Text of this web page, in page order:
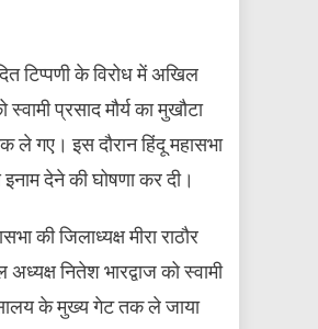
टिप्पणी के विरोध में अखिल
प्रसाद मौर्य का मुखौटा
गए। इस दौरान हिंदू महासभा
देने की घोषणा कर दी।
की जिलाध्यक्ष मीरा राठौर
नितेश भारद्वाज को स्वामी
के मुख्य गेट तक ले जाया